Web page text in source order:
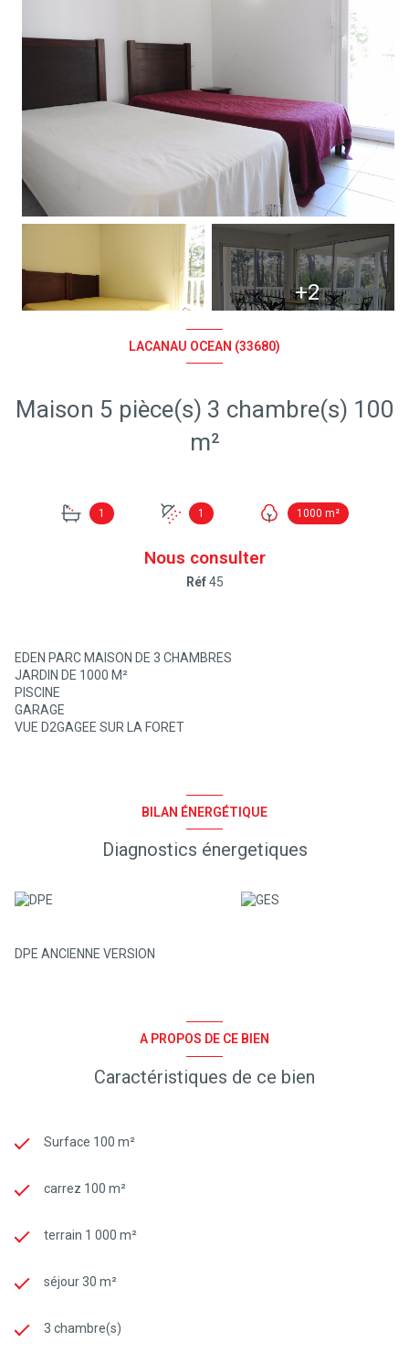
+2
LACANAU OCEAN (33680)
Maison 5 pièce(s) 3 chambre(s) 100
m²
1 1 1000 m²
Nous consulter
Réf45
EDEN PARC MAISON DE 3 CHAMBRES
JARDIN DE 1000 M²
PISCINE
GARAGE
VUE D2GAGEE SUR LA FORET
BILAN ÉNERGÉTIQUE
Diagnostics énergetiques
DPE ANCIENNE VERSION
A PROPOS DE CE BIEN
Caractéristiques de ce bien
Surface 100 m²
carrez 100 m²
terrain 1 000 m²
séjour 30 m²
3 chambre(s)